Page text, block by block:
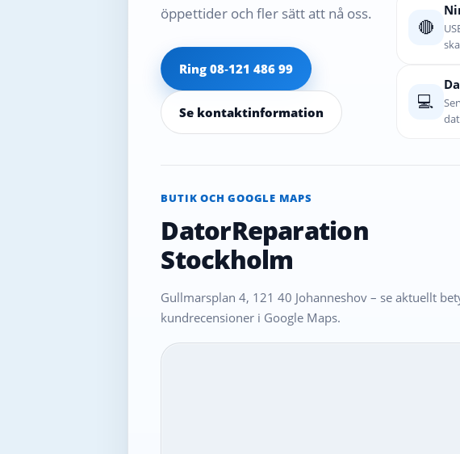
öppettider och fler sätt att nå oss.
Ring 08‑121 486 99
Se kontaktinformation
🔴
💻
BUTIK OCH GOOGLE MAPS
DatorReparation
Stockholm
Gullmarsplan 4, 121 40 Johanneshov – se aktuellt
kundrecensioner i Google Maps.